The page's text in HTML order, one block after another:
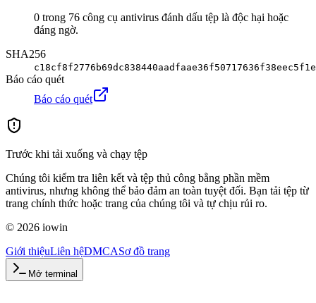
0 trong 76 công cụ antivirus đánh dấu tệp là độc hại hoặc
đáng ngờ.
SHA256
Báo cáo quét
Báo cáo quét
Trước khi tải xuống và chạy tệp
Chúng tôi kiểm tra liên kết và tệp thủ công bằng phần mềm
antivirus, nhưng không thể bảo đảm an toàn tuyệt đối. Bạn tải tệp từ
trang chính thức hoặc trang của chúng tôi và tự chịu rủi ro.
© 2026 iowin
Giới thiệuLiên hệDMCASơ đồ trang
Mở terminal